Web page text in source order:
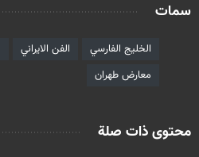
سمات
الخليج الفارسي الفن الايراني
معارض طهران
محتوى ذات صلة